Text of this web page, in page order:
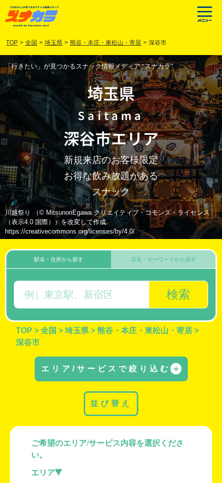
TOP > 全国 > 埼玉県 > 熊谷・本庄・東松山・寄居 > 深谷市
「行きたい」が見つかるスナック情報メディア “スナカラ”
埼玉県
Saitama
深谷市エリア
新規来店のお客様限定
お得な飲み放題がある
スナック
川越祭り （© MitsunoriEgawa クリエイティブ・コモンズ・ライセンス
（表示4.0 国際））を改変して作成
https://creativecommons.org/licenses/by/4.0/
駅名・住所から探す
検索
店名・キーワードから探す
TOP > 全国 > 埼玉県 > 熊谷・本庄・東松山・寄居 >
深谷市
エリア/サービスで絞り込む ＋
ご希望のエリア/サービス内容を選択くださ
い。
エリア
並び替え